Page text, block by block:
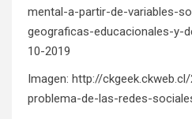
mental-a-partir-de-variables-
geograficas-educacionales-y-
10-2019
Imagen: http://
problema-de-las-redes-